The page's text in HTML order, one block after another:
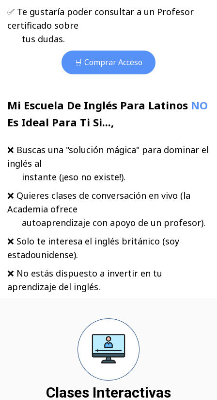
✅ Te gustaría poder consultar a un Profesor
certificado sobre
tus dudas.
🛒 Comprar Acceso
Mi Escuela De Inglés Para Latinos NO
Es Ideal Para Ti Si...,
❌ Buscas una "solución mágica" para dominar el
inglés al
instante (¡eso no existe!).
❌ Quieres clases de conversación en vivo (la
Academia ofrece
autoaprendizaje con apoyo de un profesor).
❌ Solo te interesa el inglés británico (soy
estadounidense).
❌ No estás dispuesto a invertir en tu
aprendizaje del inglés.
Clases Interactivas